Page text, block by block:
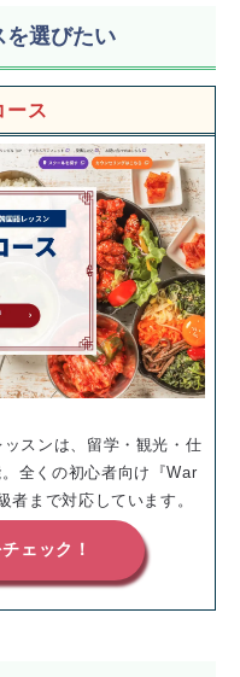
を選びたい
ース
スンは、留学・観光・仕
全くの初心者向け『War
まで対応しています。
ェック！